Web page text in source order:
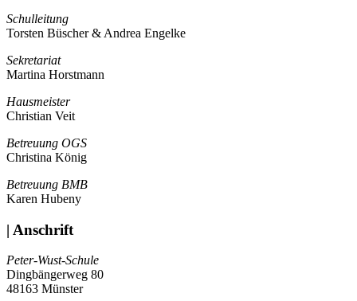
Schulleitung
Torsten Büscher & Andrea Engelke
Sekretariat
Martina Horstmann
Hausmeister
Christian Veit
Betreuung OGS
Christina König
Betreuung BMB
Karen Hubeny
| Anschrift
Peter-Wust-Schule
Dingbängerweg 80
48163 Münster